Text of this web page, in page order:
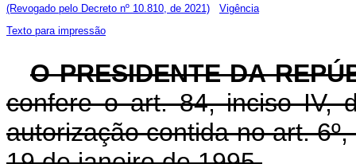
(Revogado pelo Decreto nº 10.810, de 2021)
Vigência
Texto para impressão
O PRESIDENTE DA
confere o art. 84, inciso IV,
autorização contida no art.